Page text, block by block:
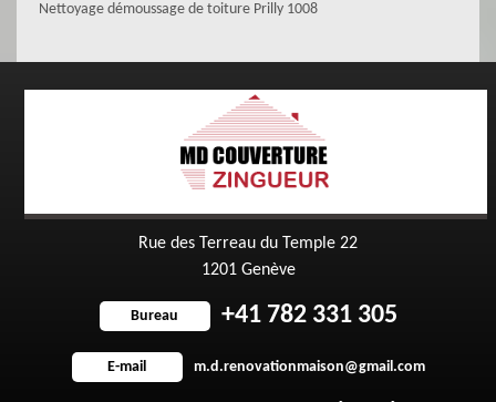
Nettoyage démoussage de toiture Prilly 1008
Rue des Terreau du Temple 22
1201 Genève
Bureau +41 782 331 305
E-mail m.d.renovationmaison@gmail.com